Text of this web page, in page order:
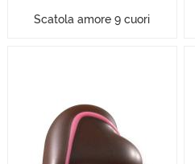
Scatola amore 9 cuori